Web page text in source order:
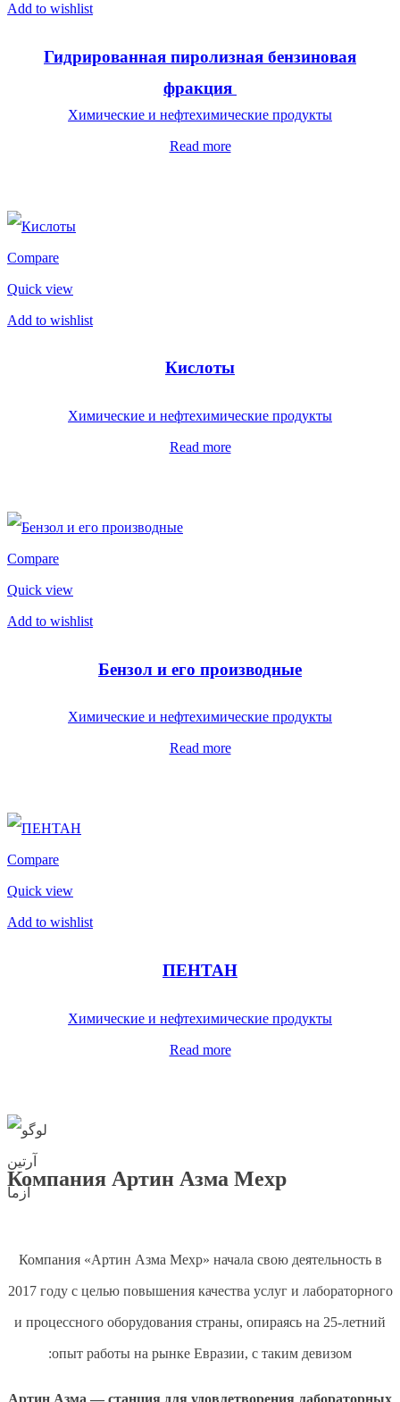
Add to wishlist
Гидрированная пиролизная бензиновая
фракция
Химические и нефтехимические продукты
Read more
Compare
Quick view
Add to wishlist
Кислоты
Химические и нефтехимические продукты
Read more
Compare
Quick view
Add to wishlist
Бензол и его производные
Химические и нефтехимические продукты
Read more
Compare
Quick view
Add to wishlist
ПЕНТАН
Химические и нефтехимические продукты
Read more
Компания Артин Азма Мехр
Компания «Артин Азма Мехр» начала свою деятельность в
2017 году с целью повышения качества услуг и лабораторного
и процессного оборудования страны, опираясь на 25-летний
опыт работы на рынке Евразии, с таким девизом:
Артин Азма — станция для удовлетворения лабораторных